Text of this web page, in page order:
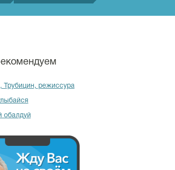
Трубицин, режиссура
обалдуй